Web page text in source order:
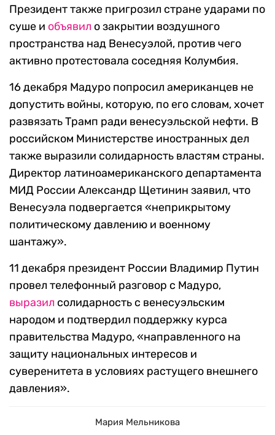
Президент также пригрозил стране ударами по
суше и объявил о закрытии воздушного
пространства над Венесуэлой, против чего
активно протестовала соседняя Колумбия.
16 декабря Мадуро попросил американцев не
допустить войны, которую, по его словам, хочет
развязать Трамп ради венесуэльской нефти. В
российском Министерстве иностранных дел
также выразили солидарность властям страны.
Директор латиноамериканского департамента
МИД России Александр Щетинин заявил, что
Венесуэла подвергается «неприкрытому
политическому давлению и военному
шантажу».
11 декабря президент России Владимир Путин
провел телефонный разговор с Мадуро,
выразил солидарность с венесуэльским
народом и подтвердил поддержку курса
правительства Мадуро, «направленного на
защиту национальных интересов и
суверенитета в условиях растущего внешнего
давления».
Мария Мельникова